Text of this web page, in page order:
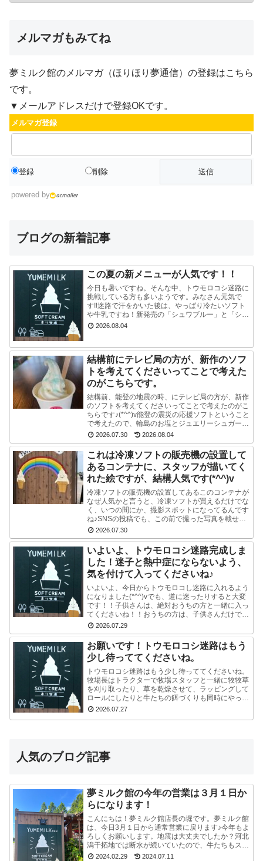
メルマガもみてね
夢ミルク館のメルマガ（ほりほり夢通信）の登録はこちら
です。
▼メールアドレスだけで登録OKです。
メルマガ登録
登録 削除
powered by
ブログの新着記事
この夏の新メニューが人気です！！
今日も暑いですね。そんな中、トウモロコシ迷路に
挑戦している方も多いようです。みなさん元気で
す‼迷路で汗をかいた後は、やっぱり冷たいソフト
や牛乳ですね！新発売の「シュワブルー」と「シュ
ワグリーン」が只今人気ですぐに売り切れてしまい
2026.08.04
結構前にテレビ局の方が、新作のソフ
トを考えてくださいってことで考えた
のがこちらです。
結構前、能登の地震の時、にテレビ局の方が、新作
のソフトを考えてくださいってことで考えたのがこ
ちらです♪(*^^)v能登の震災の応援ソフトということ
で考えたので、輪島のお塩とジュエリーシュガーを
使い、海をイメージした水色のスマイルソフトを作
り...
2026.07.30 2026.08.04
これは冷凍ソフトの販売機の設置して
あるコンテナに、スタッフが描いてく
れた絵ですが、結構人気です(*^^)v
冷凍ソフトの販売機の設置してあるこのコンテナが
なぜ人気かと言うと、冷凍ソフトが買えるだけでな
く、いつの間にか、撮影スポットになってるんです
ね♪SNSの投稿でも、この前で撮った写真を載せて
る方多数です(^-^) かわいい写真が撮れますよ♪冷
凍...
2026.07.30
いよいよ、トウモロコシ迷路完成しま
した！迷子と熱中症にならないよう、
気を付けて入ってくださいね♪
いよいよ、今日からトウモロコし迷路に入れるよう
になりました(*^^)vでも、道に迷ったりすると大変
です！！子供さんは、絶対おうちの方と一緒に入っ
てくださいね！！おうちの方は、子供さんだけで迷
路にはいかせないでくださいね！！よろしくおねが
いし...
2026.07.29
お願いです！トウモロコシ迷路はもう
少し待っててくださいね。
トウモロコシ迷路はもう少し待っててくださいね。
牧場長はトラクターで牧場スタッフと一緒に牧牧草
を刈り取ったり、草を乾燥させて、ラッピングして
ロールにしたりと牛たちの餌づくりも同時にやって
いるので、看板を立て切れていないんです。今はま
2026.07.27
人気のブログ記事
夢ミルク館の今年の営業は３月１日か
らになります！
こんにちは！夢ミルク館店長の堀です。夢ミルク館
は、今日3月１日から通常営業に戻ります♪今年もよ
ろしくお願いします。地震は大丈夫でしたか？河北
潟干拓地では断水が続いていたので、牛たちもスタ
ッフも大変でした。能登半島地震で河北潟干拓地も
2024.02.29 2024.07.11